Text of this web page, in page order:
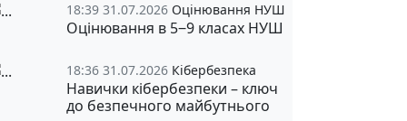
18:39 31.07.2026 Оцінювання НУШ
Оцінювання в 5‒9 класах НУШ
18:36 31.07.2026 Кібербезпека
Навички кібербезпеки – ключ
до безпечного майбутнього